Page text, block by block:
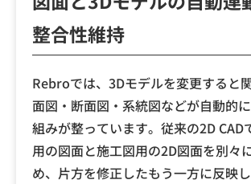
整合性維持
Rebroでは、3Dモデルを変更すると
面図・断面図・系統図などが自動的
組みが整っています。従来の2D CAD
用の図面と施工図用の2D図面を別々
め、片方を修正したもう一方に反映